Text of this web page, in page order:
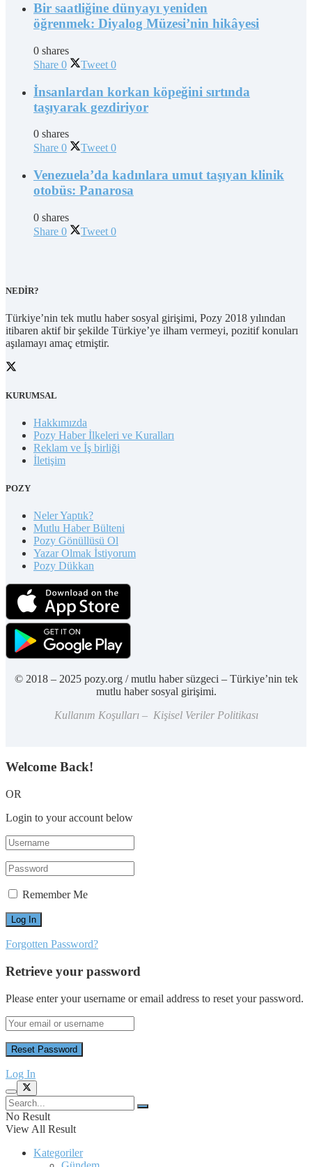
Bir saatliğine dünyayı yeniden
öğrenmek: Diyalog Müzesi’nin hikâyesi
0 shares
Share 0 Tweet 0
İnsanlardan korkan köpeğini sırtında
taşıyarak gezdiriyor
0 shares
Share 0 Tweet 0
Venezuela’da kadınlara umut taşıyan klinik
otobüs: Panarosa
0 shares
Share 0 Tweet 0
NEDİR?
Türkiye’nin tek mutlu haber sosyal girişimi, Pozy 2018 yılından
itibaren aktif bir şekilde Türkiye’ye ilham vermeyi, pozitif konuları
aşılamayı amaç etmiştir.
KURUMSAL
Hakkımızda
Pozy Haber İlkeleri ve Kuralları
Reklam ve İş birliği
İletişim
POZY
Neler Yaptık?
Mutlu Haber Bülteni
Pozy Gönüllüsü Ol
Yazar Olmak İstiyorum
Pozy Dükkan
© 2018 – 2025 pozy.org / mutlu haber süzgeci – Türkiye’nin tek
mutlu haber sosyal girişimi.
Kullanım Koşulları – Kişisel Veriler Politikası
Welcome Back!
OR
Login to your account below
Remember Me
Forgotten Password?
Retrieve your password
Please enter your username or email address to reset your password.
Log In
No Result
View All Result
Kategoriler